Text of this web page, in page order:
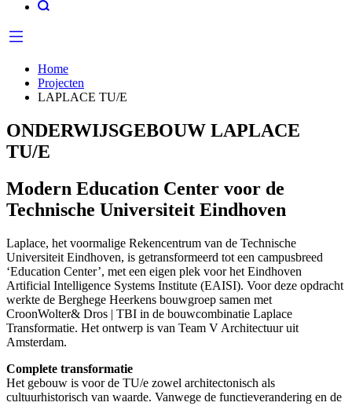
Home
Projecten
LAPLACE TU/E
ONDERWIJSGEBOUW LAPLACE
TU/E
Modern Education Center voor de
Technische Universiteit Eindhoven
Laplace, het voormalige Rekencentrum van de Technische
Universiteit Eindhoven, is getransformeerd tot een campusbreed
‘Education Center’, met een eigen plek voor het Eindhoven
Artificial Intelligence Systems Institute (EAISI). Voor deze opdracht
werkte de Berghege Heerkens bouwgroep samen met
CroonWolter& Dros | TBI in de bouwcombinatie Laplace
Transformatie. Het ontwerp is van Team V Architectuur uit
Amsterdam.
Complete transformatie
Het gebouw is voor de TU/e zowel architectonisch als
cultuurhistorisch van waarde. Vanwege de functieverandering en de